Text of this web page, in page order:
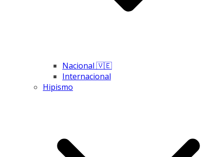
Nacional 🇻🇪
Internacional
Hipismo